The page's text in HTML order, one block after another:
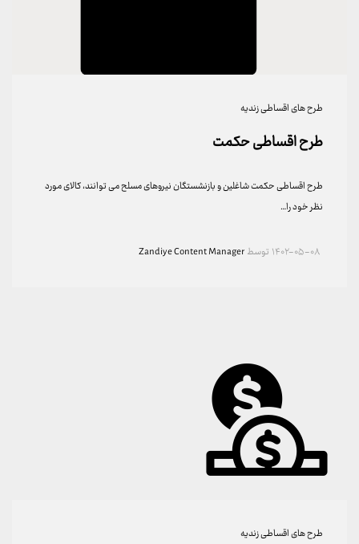
طرح های اقساطی زندیه
طرح اقساطی حکمت
طرح اقساطی حکمت شاغلین و بازنشستگان نیروهای مسلح می توانند، کالای مورد
نظر خود را…
۱۴۰۲-۰۵-۰۸ توسطZandiye Content Manager
طرح های اقساطی زندیه